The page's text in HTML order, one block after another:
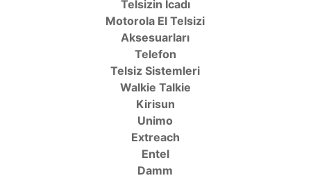
Telsizin İcadı
Motorola El Telsizi
Aksesuarları
Telefon
Telsiz Sistemleri
Walkie Talkie
Kirisun
Unimo
Extreach
Entel
Damm